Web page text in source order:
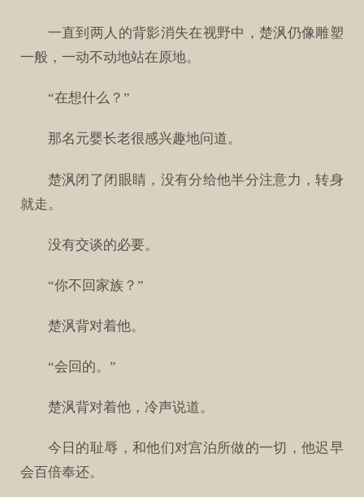
一直到两人的背影消失在视野中，楚沨仍像雕塑
一般，一动不动地站在原地。
“在想什么？”
那名元婴长老很感兴趣地问道。
楚沨闭了闭眼睛，没有分给他半分注意力，转身
就走。
没有交谈的必要。
“你不回家族？”
楚沨背对着他。
“会回的。”
楚沨背对着他，冷声说道。
今日的耻辱，和他们对宫泊所做的一切，他迟早
会百倍奉还。